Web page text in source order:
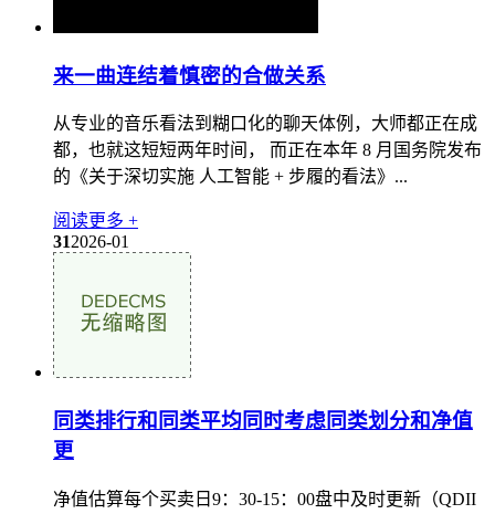
来一曲连结着慎密的合做关系
从专业的音乐看法到糊口化的聊天体例，大师都正在成
都，也就这短短两年时间， 而正在本年 8 月国务院发布
的《关于深切实施 人工智能 + 步履的看法》...
阅读更多 +
312026-01
同类排行和同类平均同时考虑同类划分和净值
更
净值估算每个买卖日9：30-15：00盘中及时更新（QDII